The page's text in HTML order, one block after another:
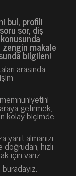
bul, profili
sor, diş
zengin makale
bilgilen!
arasında
getirmek,
kolay biçimde
almanızı
hızlı
için varız.